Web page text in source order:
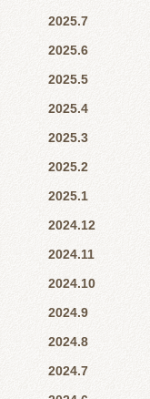
2025.7
2025.6
2025.5
2025.4
2025.3
2025.2
2025.1
2024.12
2024.11
2024.10
2024.9
2024.8
2024.7